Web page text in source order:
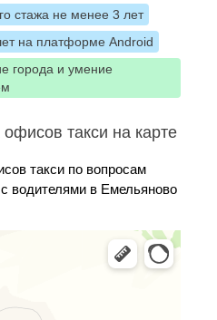
стажа не менее 3 лет
на платформе Android
города и умение
такси на карте
такси по вопросам
водителями в Емельяново